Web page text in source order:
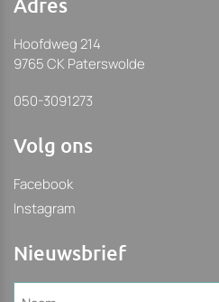
Hoofdweg 214
9765 CK Paterswolde
050-3091273
Volg ons
Facebook
Instagram
Nieuwsbrief